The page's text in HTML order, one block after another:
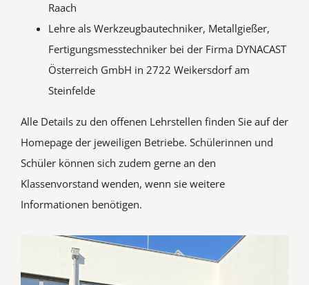
Raach
Lehre als Werkzeugbautechniker, Metallgießer,
Fertigungsmesstechniker bei der Firma DYNACAST
Österreich GmbH in 2722 Weikersdorf am
Steinfelde
Alle Details zu den offenen Lehrstellen finden Sie auf der
Homepage der jeweiligen Betriebe. Schülerinnen und
Schüler können sich zudem gerne an den
Klassenvorstand wenden, wenn sie weitere
Informationen benötigen.